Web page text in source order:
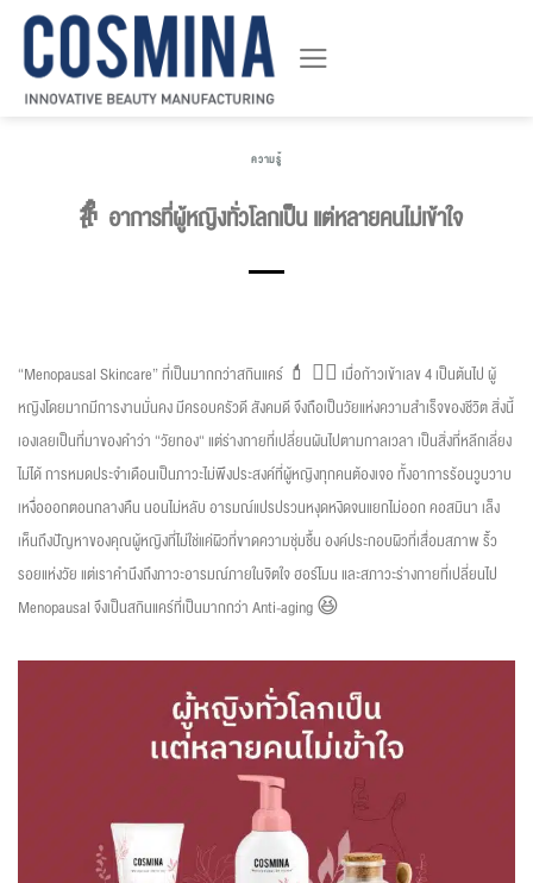
ความรู้
👵 อาการที่ผู้หญิงทั่วโลกเป็น แต่หลายคนไม่เข้าใจ
“Menopausal Skincare” ที่เป็นมากกว่าสกินแคร์ 💄 🏃‍♀️ เมื่อก้าวเข้าเลข 4 เป็นต้นไป ผู้
หญิงโดยมากมีการงานมั่นคง มีครอบครัวดี สังคมดี จึงถือเป็นวัยแห่งความสำเร็จของชีวิต สิ่งนี้
เองเลยเป็นที่มาของคำว่า “วัยทอง“ แต่ร่างกายที่เปลี่ยนผันไปตามกาลเวลา เป็นสิ่งที่หลีกเลี่ยง
ไม่ได้ การหมดประจำเดือนเป็นภาวะไม่พึงประสงค์ที่ผู้หญิงทุกคนต้องเจอ ทั้งอาการร้อนวูบวาบ
เหงื่อออกตอนกลางคืน นอนไม่หลับ อารมณ์แปรปรวนหงุดหงิดจนแยกไม่ออก คอสมินา เล็ง
เห็นถึงปัญหาของคุณผู้หญิงที่ไม่ใช่แค่ผิวที่ขาดความชุ่มชื้น องค์ประกอบผิวที่เสื่อมสภาพ ริ้ว
รอยแห่งวัย แต่เราคำนึงถึงภาวะอารมณ์ภายในจิตใจ ฮอร์โมน และสภาวะร่างกายที่เปลี่ยนไป
Menopausal จึงเป็นสกินแคร์ที่เป็นมากกว่า Anti-aging 😆